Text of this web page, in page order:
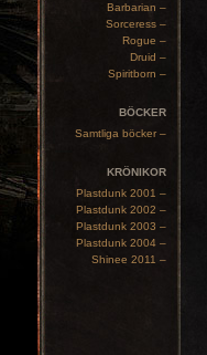
Barbarian –
Sorceress –
Rogue –
Druid –
Spiritborn –
BÖCKER
Samtliga böcker –
KRÖNIKOR
Plastdunk 2001 –
Plastdunk 2002 –
Plastdunk 2003 –
Plastdunk 2004 –
Shinee 2011 –